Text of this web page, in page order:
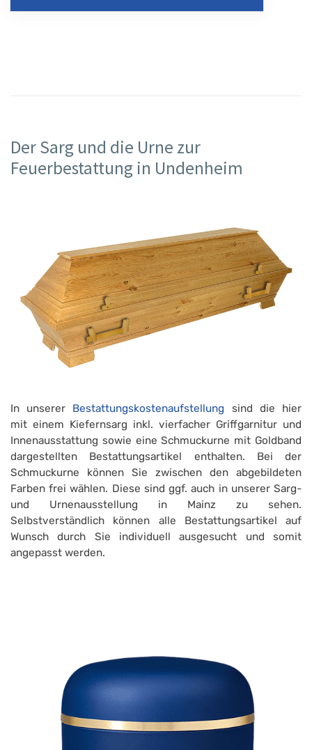
Der Sarg und die Urne zur
Feuerbestattung in Undenheim
In unserer Bestattungskostenaufstellung sind die hier
mit einem Kiefernsarg inkl. vierfacher Griffgarnitur und
Innenausstattung sowie eine Schmuckurne mit Goldband
dargestellten Bestattungsartikel enthalten. Bei der
Schmuckurne können Sie zwischen den abgebildeten
Farben frei wählen. Diese sind ggf. auch in unserer Sarg-
und Urnenausstellung in Mainz zu sehen.
Selbstverständlich können alle Bestattungsartikel auf
Wunsch durch Sie individuell ausgesucht und somit
angepasst werden.